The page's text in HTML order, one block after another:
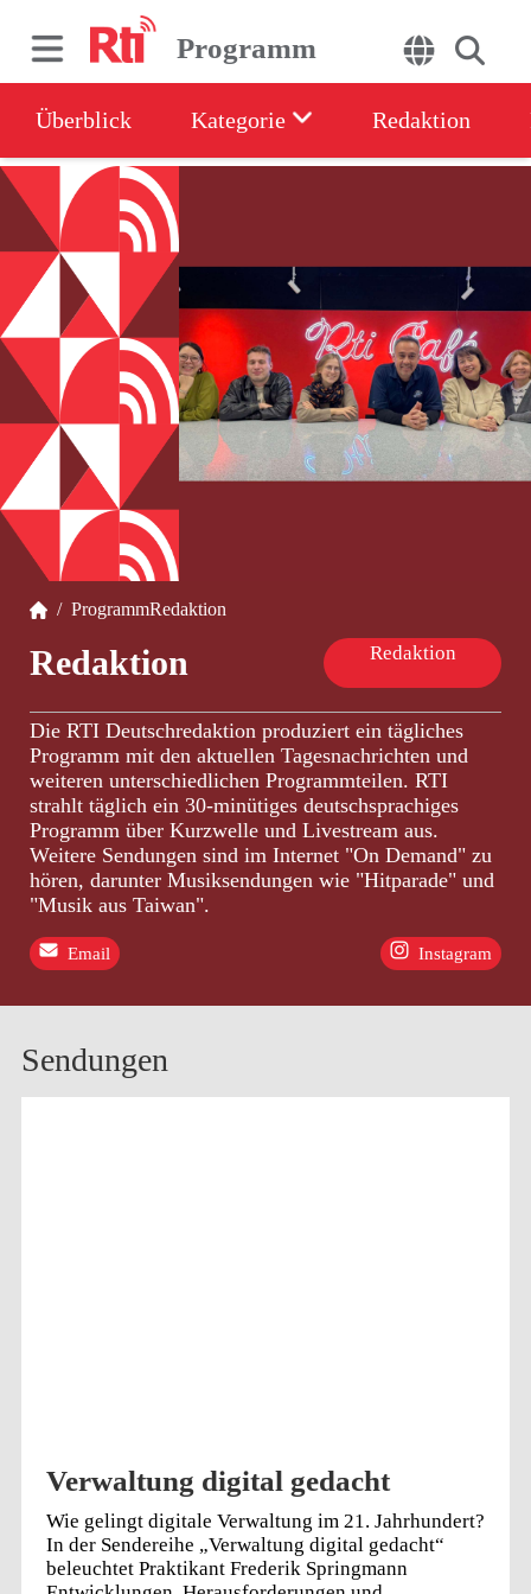
Programm
Überblick Kategorie Redaktion
/ProgrammRedaktion
Redaktion Redaktion
Die RTI Deutschredaktion produziert ein tägliches
Programm mit den aktuellen Tagesnachrichten und
weiteren unterschiedlichen Programmteilen. RTI
strahlt täglich ein 30-minütiges deutschsprachiges
Programm über Kurzwelle und Livestream aus.
Weitere Sendungen sind im Internet "On Demand" zu
hören, darunter Musiksendungen wie "Hitparade" und
"Musik aus Taiwan".
Email Instagram
Sendungen
Verwaltung digital gedacht
Wie gelingt digitale Verwaltung im 21. Jahrhundert?
In der Sendereihe „Verwaltung digital gedacht“
beleuchtet Praktikant Frederik Springmann